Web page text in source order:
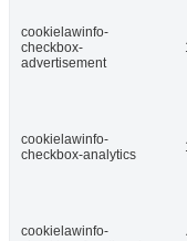
cookielawinfo-
checkbox-
advertisement
cookielawinfo-
checkbox-analytics
cookielawinfo-